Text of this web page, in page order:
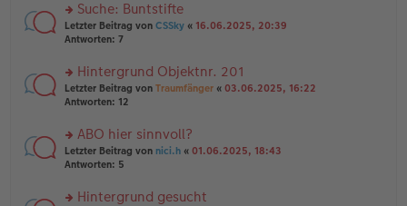
g
e
n
er
tr
a
g
n
g
el
e
n
er
tr
a
g
rs
te
n
g
el
e
n
er
tr
Suche: Buntstifte
Letzter Beitrag von CSSky « 16.06.2025, 20:39
Antworten: 7
rs
te
n
g
el
e
Hintergrund Objektnr. 201
Letzter Beitrag von Traumfänger « 03.06.2025, 16:22
Antworten: 12
rs
te
ABO hier sinnvoll?
Letzter Beitrag von nici.h « 01.06.2025, 18:43
Antworten: 5
Hintergrund gesucht